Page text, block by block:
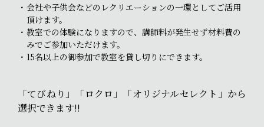
会社や子供会などのレクリエーションの一環としてご活用
頂けます。
教室での体験になりますので、講師料が発生せず材料費の
みでご参加いただけます。
15名以上の御参加で教室を貸し切りにできます。
「てびねり」「ロクロ」「オリジナルセレクト」から
選択できます!!